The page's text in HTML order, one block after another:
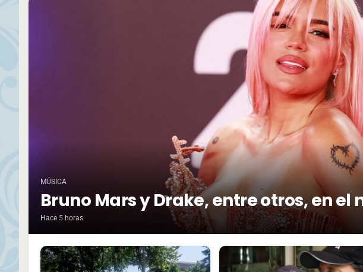
MÚSICA
Bruno Mars y Drake, entre otros, en el
Hace 5 horas